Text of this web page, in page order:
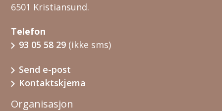
6501 Kristiansund.
Telefon
93 05 58 29 (ikke sms)
Send e-post
Kontaktskjema
Organisasjon